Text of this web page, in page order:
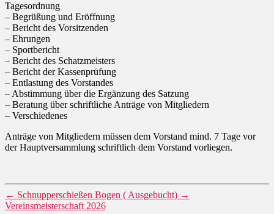
Tagesordnung
– Begrüßung und Eröffnung
– Bericht des Vorsitzenden
– Ehrungen
– Sportbericht
– Bericht des Schatzmeisters
– Bericht der Kassenprüfung
– Entlastung des Vorstandes
– Abstimmung über die Ergänzung des Satzung
– Beratung über schriftliche Anträge von Mitgliedern
– Verschiedenes
Anträge von Mitgliedern müssen dem Vorstand mind. 7 Tage vor
der Hauptversammlung schriftlich dem Vorstand vorliegen.
← Schnupperschießen Bogen ( Ausgebucht) →
Vereinsmeisterschaft 2026